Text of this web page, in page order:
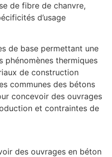
de fibre de chanvre,
d’usage
de base permettant une
phénomènes thermiques
de construction
communes des bétons
concevoir des ouvrages
et contraintes de
des ouvrages en béton